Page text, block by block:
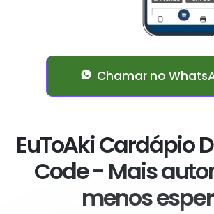
Chamar no
EuToAki Cardápio
Code - Mais
menos